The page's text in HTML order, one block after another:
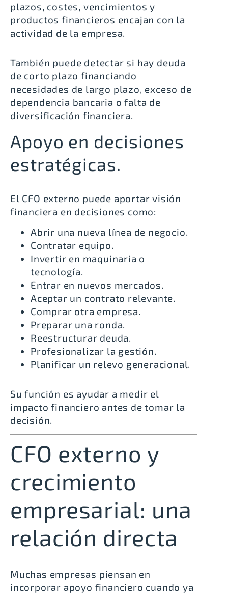
plazos, costes, vencimientos y
productos financieros encajan con la
actividad de la empresa.
También puede detectar si hay deuda
de corto plazo financiando
necesidades de largo plazo, exceso de
dependencia bancaria o falta de
diversificación financiera.
Apoyo en decisiones
estratégicas.
El CFO externo puede aportar visión
financiera en decisiones como:
Abrir una nueva línea de negocio.
Contratar equipo.
Invertir en maquinaria o
tecnología.
Entrar en nuevos mercados.
Aceptar un contrato relevante.
Comprar otra empresa.
Preparar una ronda.
Reestructurar deuda.
Profesionalizar la gestión.
Planificar un relevo generacional.
Su función es ayudar a medir el
impacto financiero antes de tomar la
decisión.
CFO externo y
crecimiento
empresarial: una
relación directa
Muchas empresas piensan en
incorporar apoyo financiero cuando ya